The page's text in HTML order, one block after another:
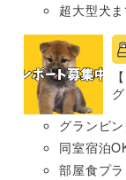
超大型犬
グランピ
同室宿泊
部屋食プ